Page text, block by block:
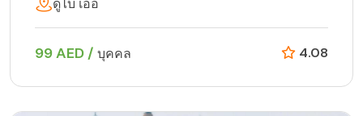
ดูไบ เอ่อ
99 AED / บุคคล 4.08